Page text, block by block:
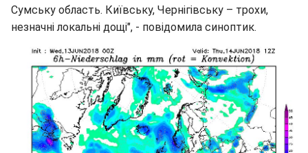
Сумську область. Київську, Чернігівську – трохи,
незначні локальні дощі", - повідомила синоптик.